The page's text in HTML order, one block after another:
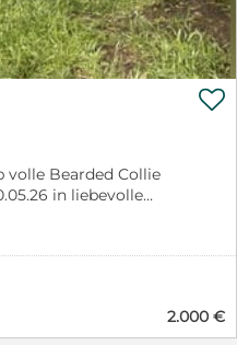
volle Bearded Collie
in liebevolle
sind Hobbyzüchter
FCI. Unsere Bearded
haben keine
auf unserer HP

2.000 €